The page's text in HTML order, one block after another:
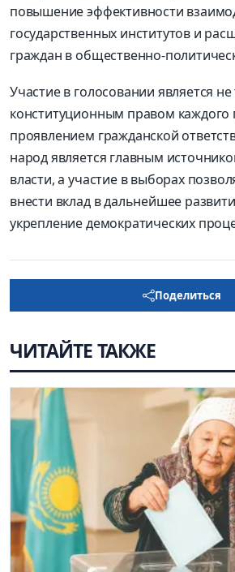
повышение эффективности
государственных институтов и
граждан в общественно-
Участие в голосовании является
конституционным правом каждого
проявлением гражданской
народ является главным
власти, а участие в выборах
внести вклад в дальнейшее
укрепление демократических
Поделиться
ЧИТАЙТЕ ТАКЖЕ